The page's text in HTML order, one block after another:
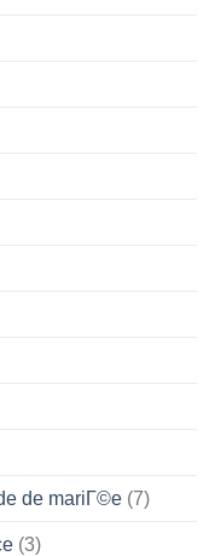
de mariГ©e (7)
(3)